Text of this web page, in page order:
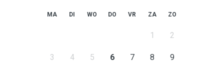
MA DI WO DO VR ZA ZO
1 2
3 4 5 6 7 8 9